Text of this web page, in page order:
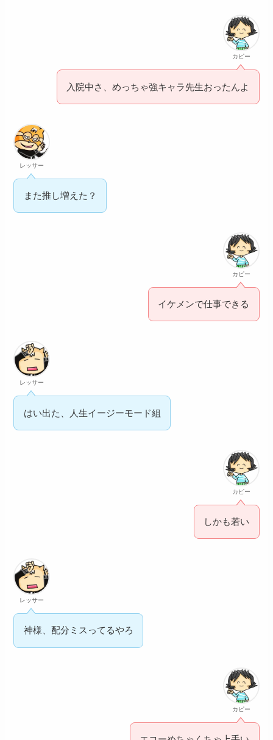
カピー
入院中さ、めっちゃ強キャラ先生おったんよ
レッサー
また推し増えた？
カピー
イケメンで仕事できる
レッサー
はい出た、人生イージーモード組
カピー
しかも若い
レッサー
神様、配分ミスってるやろ
カピー